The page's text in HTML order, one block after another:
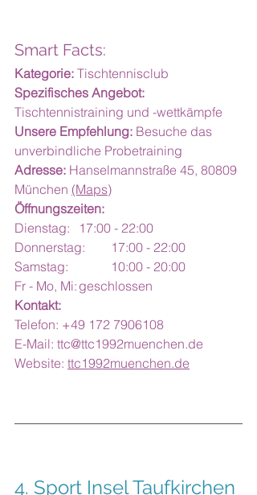
Smart Facts:
Kategorie: Tischtennisclub
Spezifisches Angebot:
Tischtennistraining und -wettkämpfe
Unsere Empfehlung: Besuche das
unverbindliche Probetraining
Adresse: Hanselmannstraße 45, 80809
München (Maps)
Öffnungszeiten:
Dienstag: 	17:00 - 22:00
Donnerstag:	17:00 - 22:00
Samstag:		10:00 - 20:00
Fr - Mo, Mi:	geschlossen
Kontakt:
Telefon: +49 172 7906108
E-Mail: ttc@ttc1992muenchen.de
Website: ttc1992muenchen.de
4. Sport Insel Taufkirchen